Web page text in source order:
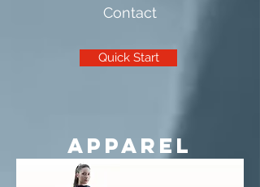
Quick Start
Contact
Apparel